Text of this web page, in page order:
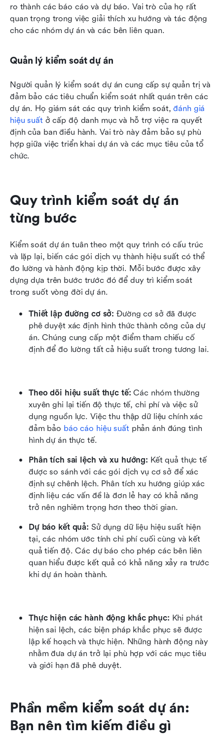
ro thành các báo cáo và dự báo. Vai trò của họ rất
quan trọng trong việc giải thích xu hướng và tác động
cho các nhóm dự án và các bên liên quan.
Quản lý kiểm soát dự án
Người quản lý kiểm soát dự án cung cấp sự quản trị và
đảm bảo các tiêu chuẩn kiểm soát nhất quán trên các
dự án. Họ giám sát các quy trình kiểm soát, đánh giá
hiệu suất ở cấp độ danh mục và hỗ trợ việc ra quyết
định của ban điều hành. Vai trò này đảm bảo sự phù
hợp giữa việc triển khai dự án và các mục tiêu của tổ
chức.
Quy trình kiểm soát dự án
từng bước
Kiểm soát dự án tuân theo một quy trình có cấu trúc
và lặp lại, biến các gói dịch vụ thành hiệu suất có thể
đo lường và hành động kịp thời. Mỗi bước được xây
dựng dựa trên bước trước đó để duy trì kiểm soát
trong suốt vòng đời dự án.
Thiết lập đường cơ sở: Đường cơ sở đã được
phê duyệt xác định hình thức thành công của dự
án. Chúng cung cấp một điểm tham chiếu cố
định để đo lường tất cả hiệu suất trong tương lai.
Theo dõi hiệu suất thực tế: Các nhóm thường
xuyên ghi lại tiến độ thực tế, chi phí và việc sử
dụng nguồn lực. Việc thu thập dữ liệu chính xác
đảm bảo báo cáo hiệu suất phản ánh đúng tình
hình dự án thực tế.
Phân tích sai lệch và xu hướng: Kết quả thực tế
được so sánh với các gói dịch vụ cơ sở để xác
định sự chênh lệch. Phân tích xu hướng giúp xác
định liệu các vấn đề là đơn lẻ hay có khả năng
trở nên nghiêm trọng hơn theo thời gian.
Dự báo kết quả: Sử dụng dữ liệu hiệu suất hiện
tại, các nhóm ước tính chi phí cuối cùng và kết
quả tiến độ. Các dự báo cho phép các bên liên
quan hiểu được kết quả có khả năng xảy ra trước
khi dự án hoàn thành.
Thực hiện các hành động khắc phục: Khi phát
hiện sai lệch, các biện pháp khắc phục sẽ được
lập kế hoạch và thực hiện. Những hành động này
nhằm đưa dự án trở lại phù hợp với các mục tiêu
và giới hạn đã phê duyệt.
Phần mềm kiểm soát dự án:
Bạn nên tìm kiếm điều gì